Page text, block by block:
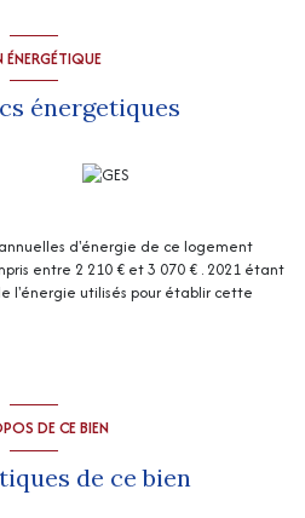
ÉNERGÉTIQUE
énergetiques
d'énergie de ce logement
entre 2 210 € et 3 070 € . 2021 étant
l'énergie utilisés pour établir cette
DE CE BIEN
de ce bien